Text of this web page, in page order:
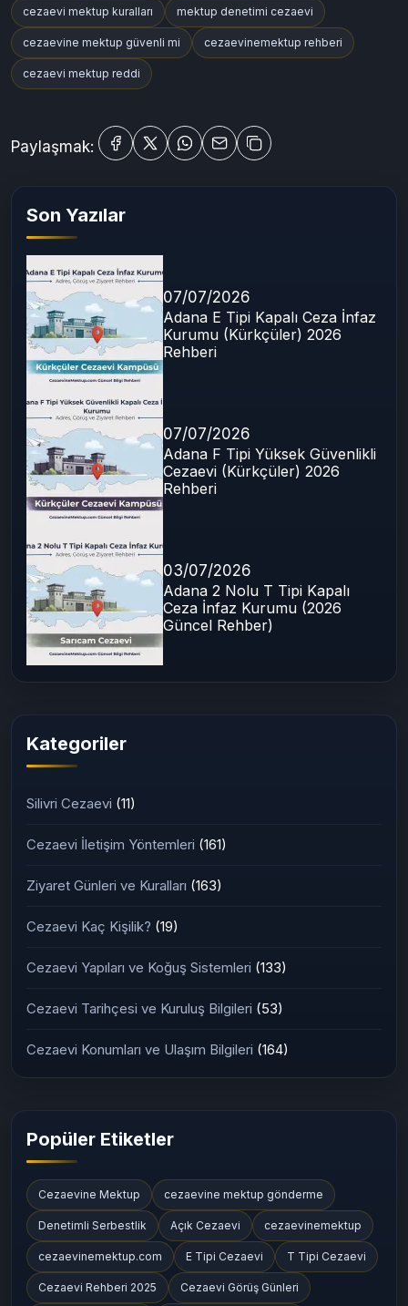
cezaevi mektup kuralları mektup denetimi cezaevi
cezaevine mektup güvenli mi cezaevinemektup rehberi
cezaevi mektup reddi
Paylaşmak:
Son Yazılar
07/07/2026
Adana E Tipi Kapalı Ceza İnfaz
Kurumu (Kürkçüler) 2026
Rehberi
07/07/2026
Adana F Tipi Yüksek Güvenlikli
Cezaevi (Kürkçüler) 2026
Rehberi
03/07/2026
Adana 2 Nolu T Tipi Kapalı
Ceza İnfaz Kurumu (2026
Güncel Rehber)
Kategoriler
Silivri Cezaevi (11)
Cezaevi İletişim Yöntemleri (161)
Ziyaret Günleri ve Kuralları (163)
Cezaevi Kaç Kişilik? (19)
Cezaevi Yapıları ve Koğuş Sistemleri (133)
Cezaevi Tarihçesi ve Kuruluş Bilgileri (53)
Cezaevi Konumları ve Ulaşım Bilgileri (164)
Popüler Etiketler
Cezaevine Mektup cezaevine mektup gönderme
Denetimli Serbestlik Açık Cezaevi cezaevinemektup
cezaevinemektup.com E Tipi Cezaevi T Tipi Cezaevi
Cezaevi Rehberi 2025 Cezaevi Görüş Günleri